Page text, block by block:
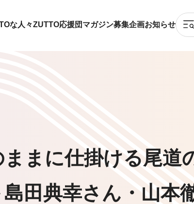
な人々ZUTTO応援団 マガジン募集企画お知らせ
まに仕掛ける尾道
田典幸さん・山本